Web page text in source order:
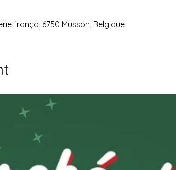
frança, 6750 Musson, Belgique